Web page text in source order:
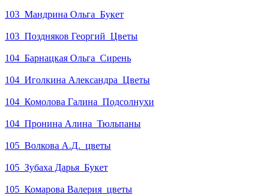
103_Мандрина Ольга_Букет
103_Поздняков Георгий_Цветы
104_Барнацкая Ольга_Сирень
104_Иголкина Александра_Цветы
104_Комолова Галина_Подсолнухи
104_Пронина Алина_Тюльпаны
105_Волкова А.Д._цветы
105_Зубаха Дарья_Букет
105_Комарова Валерия_цветы